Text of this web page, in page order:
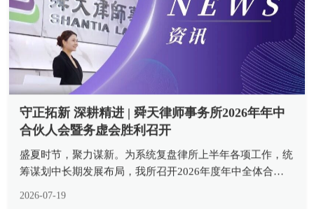
守正拓新 深耕精进 | 舜天律师事务所2026年年中
合伙人会暨务虚会胜利召开
盛夏时节，聚力谋新。为系统复盘律所上半年各项工作，统
筹谋划中长期发展布局，我所召开2026年度年中全体合伙
持，全体合伙人齐聚会场，以复盘总结夯实发展根基，以专
2026-07-19